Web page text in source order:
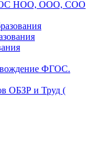
НОО, ООО, СОО
ФГОС.
ОБЗР и Труд (